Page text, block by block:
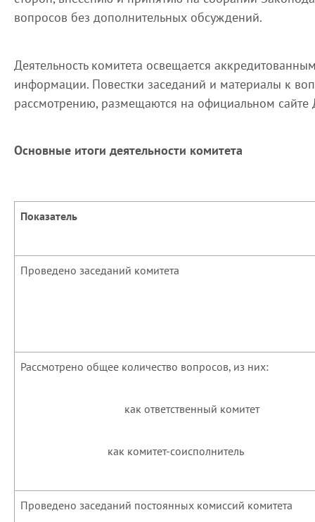
вопросов без дополнительных обсуждений.
Деятельность комитета освещается
информации. Повестки заседаний и материалы к
рассмотрению, размещаются на официальном
Основные итоги деятельности комитета
Показатель
Проведено заседаний комитета
Рассмотрено общее количество вопросов, из них:
как ответственный комитет
как комитет-соисполнитель
Проведено заседаний постоянных комиссий комитета